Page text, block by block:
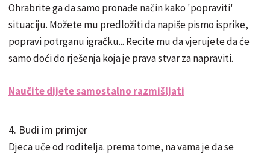
Ohrabrite ga da samo pronađe način kako 'popraviti'
situaciju. Možete mu predložiti da napiše pismo isprike,
popravi potrganu igračku... Recite mu da vjerujete da će
samo doći do rješenja koja je prava stvar za napraviti.
Naučite dijete samostalno razmišljati
4. Budi im primjer
Djeca uče od roditelja. prema tome, na vama je da se